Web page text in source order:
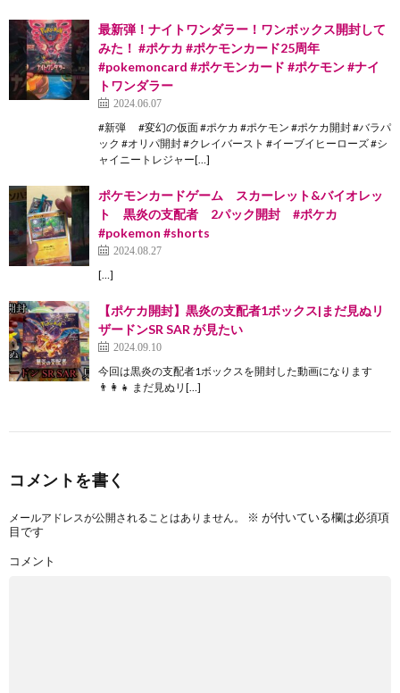
最新弾！ナイトワンダラー！ワンボックス開封して
みた！ #ポケカ #ポケモンカード25周年
#pokemoncard #ポケモンカード #ポケモン #ナイ
トワンダラー
2024.06.07
#新弾 #変幻の仮面 #ポケカ #ポケモン #ポケカ開封 #バラパ
ック #オリパ開封 #クレイバースト #イーブイヒーローズ #シ
ャイニートレジャー[…]
ポケモンカードゲーム スカーレット&バイオレッ
ト 黒炎の支配者 2パック開封 #ポケカ
#pokemon #shorts
2024.08.27
[…]
【ポケカ開封】黒炎の支配者1ボックス|まだ見ぬリ
ザードンSR SAR が見たい
2024.09.10
今回は黒炎の支配者1ボックスを開封した動画になります
👨‍👩‍👧 まだ見ぬリ[…]
コメントを書く
メールアドレスが公開されることはありません。 ※ が付いている欄は必須項
目です
コメント